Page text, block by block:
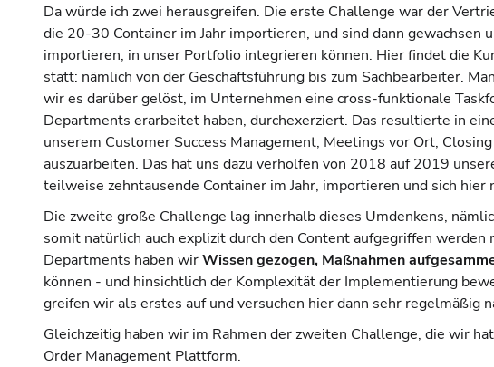
Da würde ich zwei herausgreifen. Die erste Challenge war der
die 20-30 Container im Jahr importieren, und sind dann gewachsen
importieren, in unser Portfolio integrieren können. Hier findet die
statt: nämlich von der Geschäftsführung bis zum Sachbearbeiter.
wir es darüber gelöst, im Unternehmen eine cross-funktionale
Departments erarbeitet haben, durchexerziert. Das resultierte in
unserem Customer Success Management, Meetings vor Ort,
auszuarbeiten. Das hat uns dazu verholfen von 2018 auf 2019
teilweise zehntausende Container im Jahr, importieren und sich
Die zweite große Challenge lag innerhalb dieses Umdenkens,
somit natürlich auch explizit durch den Content aufgegriffen
Departments haben wirWissen gezogen, Maßnahmen
können - und hinsichtlich der Komplexität der Implementierung
greifen wir als erstes auf und versuchen hier dann sehr regelmäßig
Gleichzeitig haben wir im Rahmen der zweiten Challenge, die wir
Order Management Plattform.